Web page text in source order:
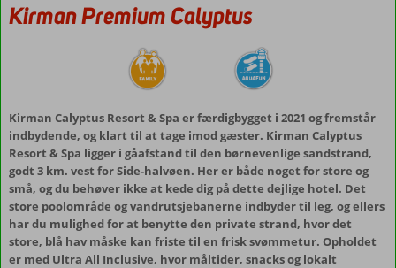
Kirman Premium Calyptus
Kirman Calyptus Resort & Spa er færdigbygget i 2021 og fremstår
indbydende, og klart til at tage imod gæster. Kirman Calyptus
Resort & Spa ligger i gåafstand til den børnevenlige sandstrand,
godt 3 km. vest for Side-halvøen. Her er både noget for store og
små, og du behøver ikke at kede dig på dette dejlige hotel. Det
store poolområde og vandrutsjebanerne indbyder til leg, og ellers
har du mulighed for at benytte den private strand, hvor det
store, blå hav måske kan friste til en frisk svømmetur. Opholdet
er med Ultra All Inclusive, hvor måltider, snacks og lokalt